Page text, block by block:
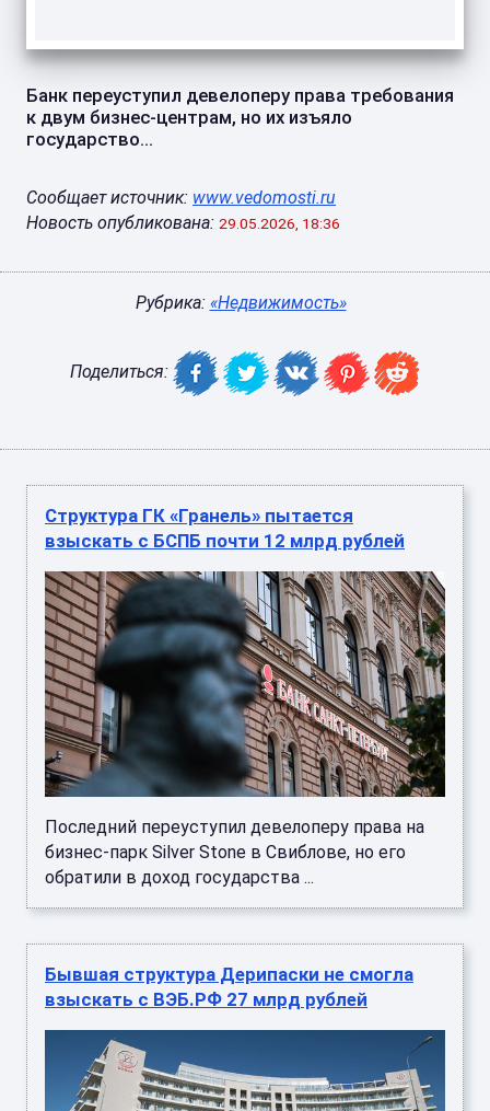
Банк переуступил девелоперу права требования
к двум бизнес-центрам, но их изъяло
государство...
Сообщает источник: www.vedomosti.ru
Новость опубликована: 29.05.2026, 18:36
Рубрика: «Недвижимость»
Поделиться:
Структура ГК «Гранель» пытается
взыскать с БСПБ почти 12 млрд рублей
Последний переуступил девелоперу права на
бизнес-парк Silver Stone в Свиблове, но его
обратили в доход государства ...
Бывшая структура Дерипаски не смогла
взыскать с ВЭБ.РФ 27 млрд рублей